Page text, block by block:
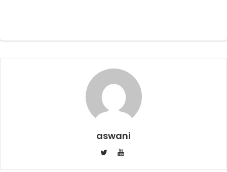
aswani
YouTube